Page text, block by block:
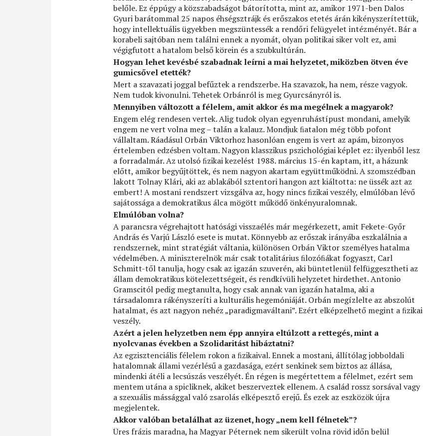
belőle. Ez éppúgy a közszabadságot bátorította, mint az, amikor 1971-ben Dalos
Gyuri barátommal 25 napos éhségsztrájk és erőszakos etetés árán kikényszerítettük,
hogy intellektuális ügyekben megszüntessék a rendőri felügyelet intézményét. Bár a
korabeli sajtóban nem találni ennek a nyomát, olyan politikai siker volt ez, ami
végigfutott a hatalom belső körein és a szubkultúrán.
Hogyan lehet kevésbé szabadnak leírni a mai helyzetet, miközben ötven éve
gumicsővel etették?
Mert a szavazati joggal befűztek a rendszerbe. Ha szavazok, ha nem, része vagyok.
Nem tudok kivonulni. Tehetek Orbánról is meg Gyurcsányról is.
Mennyiben változott a félelem, amit akkor és ma megélnek a magyarok?
Engem elég rendesen vertek. Alig tudok olyan egyenruhástípust mondani, amelyik
engem ne vert volna meg – talán a kalauz. Mondjuk ﬁatalon még több pofont
vállaltam. Ráadásul Orbán Viktorhoz hasonlóan engem is vert az apám, bizonyos
értelemben edzésben voltam. Nagyon klasszikus pszichológiai képlet ez: ilyenből lesz
a forradalmár. Az utolsó ﬁzikai kezelést 1988. március 15-én kaptam, itt, a házunk
előtt, amikor begyűjtöttek, és nem nagyon akartam együttműködni. A szomszédban
lakott Tolnay Klári, aki az ablakából sztentori hangon azt kiáltotta: ne üssék azt az
embert! A mostani rendszert vizsgálva az, hogy nincs ﬁzikai veszély, elmúlóban lévő
sajátossága a demokratikus álca mögött működő önkényuralomnak.
Elmúlóban volna?
A parancsra végrehajtott hatósági visszaélés már megérkezett, amit Fekete-Győr
András és Varjú László esete is mutat. Könnyebb az erőszak irányába eszkalálnia a
rendszernek, mint stratégiát váltania, különösen Orbán Viktor személyes hatalma
védelmében. A miniszterelnök már csak totalitárius ﬁlozóﬁákat fogyaszt, Carl
Schmitt-től tanulja, hogy csak az igazán szuverén, aki büntetlenül felfüggesztheti az
állam demokratikus kötelezettségeit, és rendkívüli helyzetet hirdethet. Antonio
Gramscitól pedig megtanulta, hogy csak annak van igazán hatalma, aki a
társadalomra rákényszeríti a kulturális hegemóniáját. Orbán megízlelte az abszolút
hatalmat, és azt nagyon nehéz „paradigmaváltani”. Ezért elképzelhető megint a ﬁzikai
veszély.
Azért a jelen helyzetben nem épp annyira eltúlzott a rettegés, mint a
nyolcvanas években a Szolidaritást hibáztatni?
Az egzisztenciális félelem rokon a ﬁzikaival. Ennek a mostani, állítólag jobboldali
hatalomnak állami vezérlésű a gazdasága, ezért senkinek sem biztos az állása,
mindenki átéli a lecsúszás veszélyét. Én régen is megértettem a félelmet, ezért sem
mentem utána a spicliknek, akiket beszerveztek ellenem. A család rossz sorsával vagy
a szexuális mássággal való zsarolás elképesztő erejű. És ezek az eszközök újra
megjelentek.
Akkor valóban betalálhat az üzenet, hogy „nem kell félnetek”?
Üres frázis maradna, ha Magyar Péternek nem sikerült volna rövid időn belül